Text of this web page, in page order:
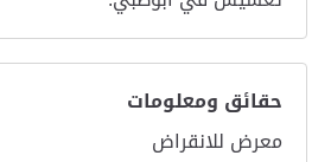
حقائق ومعلومات
معرض للانقراض